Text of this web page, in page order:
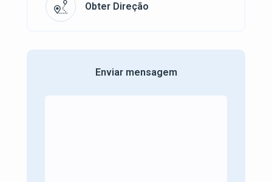
Obter Direção
Enviar mensagem